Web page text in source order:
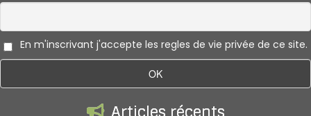
En m'inscrivant j'accepte les regles de vie privée de ce site.